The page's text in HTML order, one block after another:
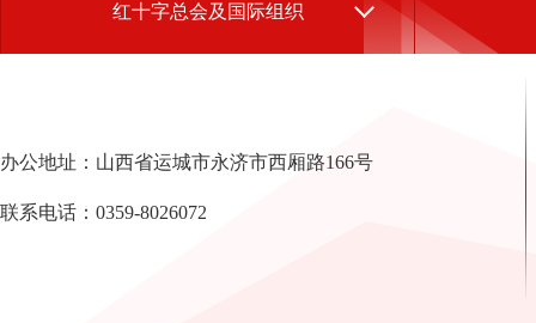
红十字总会及国际组织
办公地址：山西省运城市永济市西厢路166号
联系电话：0359-8026072